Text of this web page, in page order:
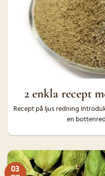
2 enkla recept
Recept på ljus redning
en
03